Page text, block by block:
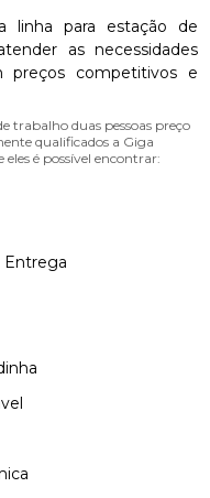
linha para estação de
as necessidades
preços competitivos e
trabalho duas pessoas preço
qualificados a Giga
é possível encontrar:
Entrega